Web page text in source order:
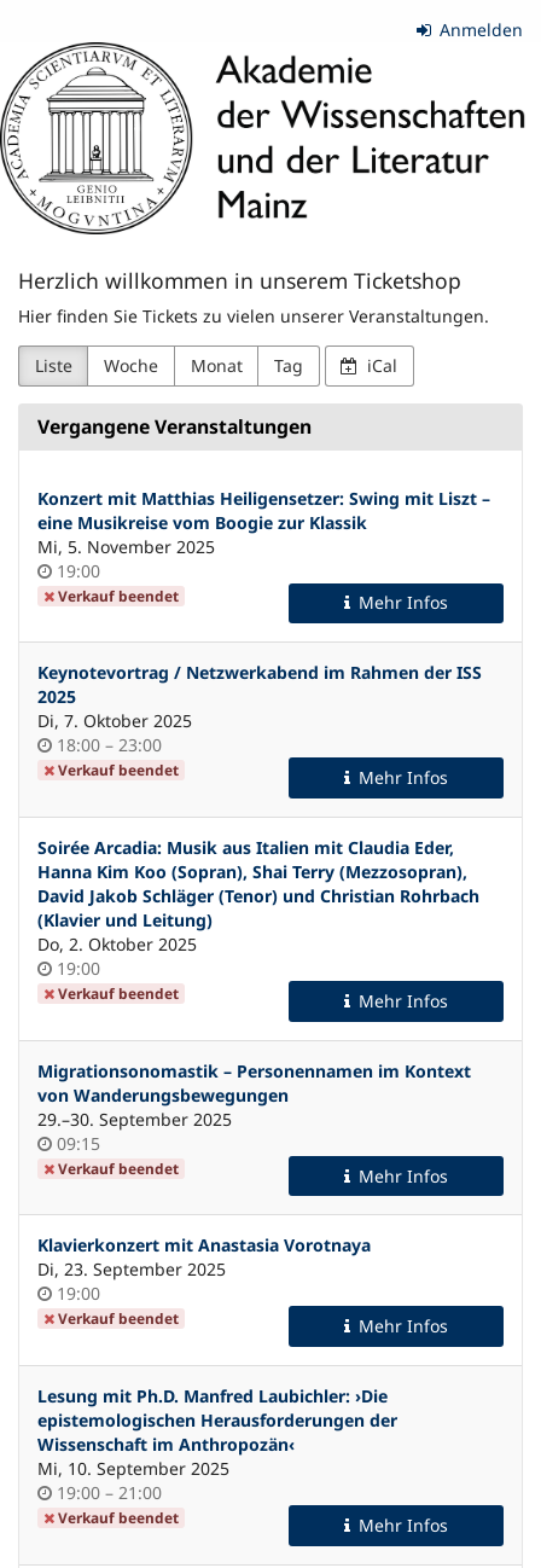
Haupt-
Inhalt
springen
Anmelden
Akademie
der
Wissenschaften
und
der
Literatur
|
Mainz
Herzlich willkommen in unserem Ticketshop
Hier finden Sie Tickets zu vielen unserer Veranstaltungen.
Liste Woche Monat Tag iCal
Vergangene Veranstaltungen
Konzert mit Matthias Heiligensetzer: Swing mit Liszt –
eine Musikreise vom Boogie zur Klassik
Mi, 5. November 2025
Uhrzeit
19:00
Verkauf beendet Mehr Infos
Keynotevortrag / Netzwerkabend im Rahmen der ISS
2025
Di, 7. Oktober 2025
Uhrzeit
18:00 –bis
23:00
Verkauf beendet Mehr Infos
Soirée Arcadia: Musik aus Italien mit Claudia Eder,
Hanna Kim Koo (Sopran), Shai Terry (Mezzosopran),
David Jakob Schläger (Tenor) und Christian Rohrbach
(Klavier und Leitung)
Do, 2. Oktober 2025
Uhrzeit
19:00
Verkauf beendet Mehr Infos
Migrationsonomastik – Personennamen im Kontext
von Wanderungsbewegungen
29.–bis
30. September 2025
Uhrzeit
09:15
Verkauf beendet Mehr Infos
Klavierkonzert mit Anastasia Vorotnaya
Di, 23. September 2025
Uhrzeit
19:00
Verkauf beendet Mehr Infos
Lesung mit Ph.D. Manfred Laubichler: ›Die
epistemologischen Herausforderungen der
Wissenschaft im Anthropozän‹
Mi, 10. September 2025
Uhrzeit
19:00 –bis
21:00
Verkauf beendet Mehr Infos